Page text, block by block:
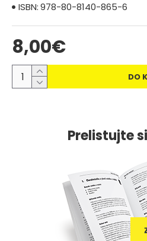
8,00€
ISBN:978-80-8140-865-6
DO
Prelistujte